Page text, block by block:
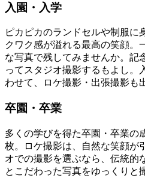
入園・入学
ピカピカのランドセルや制服に
クワク感が溢れる最高の笑顔。
な写真で残してみませんか。記
ってスタジオ撮影するもよし。
わせて、ロケ撮影・出張撮影も
卒園・卒業
多くの学びを得た卒園・卒業の
枚。ロケ撮影は、自然な笑顔が
オでの撮影を選ぶなら、伝統的
とこだわった写真をゆっくりと